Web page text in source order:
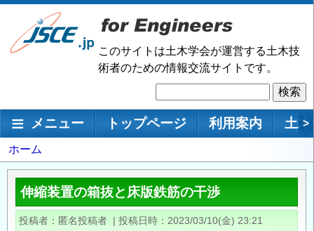
メ
ン
移
このサイトは土木学会が運営する土木技
術者のための情報交流サイトです。
索
メインナビゲーション
メニュー トップページ 利用案内 土 >
パ
ン
く
ず
ホーム
伸縮装置の箱抜と床版鉄筋の干渉
投稿者 匿名投稿者 | 投稿日時
2023/03/10(金) 23:21